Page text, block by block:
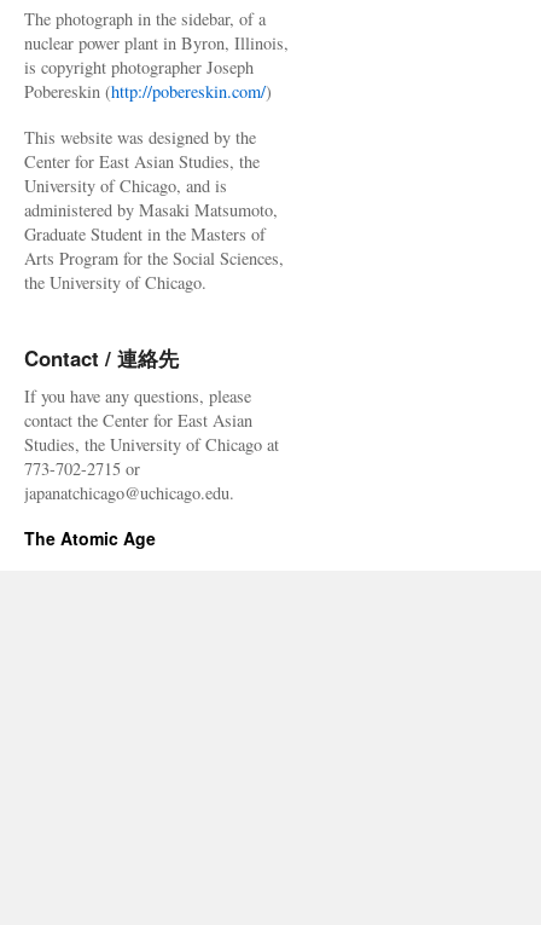
The photograph in the sidebar, of a
nuclear power plant in Byron, Illinois,
is copyright photographer Joseph
Pobereskin (http://pobereskin.com/)
This website was designed by the
Center for East Asian Studies, the
University of Chicago, and is
administered by Masaki Matsumoto,
Graduate Student in the Masters of
Arts Program for the Social Sciences,
the University of Chicago.
Contact / 連絡先
If you have any questions, please
contact the Center for East Asian
Studies, the University of Chicago at
773-702-2715 or
japanatchicago@uchicago.edu.
The Atomic Age